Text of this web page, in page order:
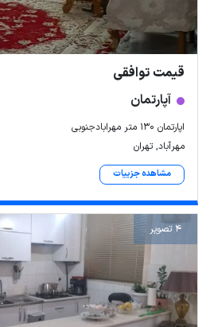
قیمت توافقی
آپارتمان
اپارتمان ۱۳۰ متر مهرابادجنوبی
مهرآباد, تهران
مشاهده جزییات
4 تصویر